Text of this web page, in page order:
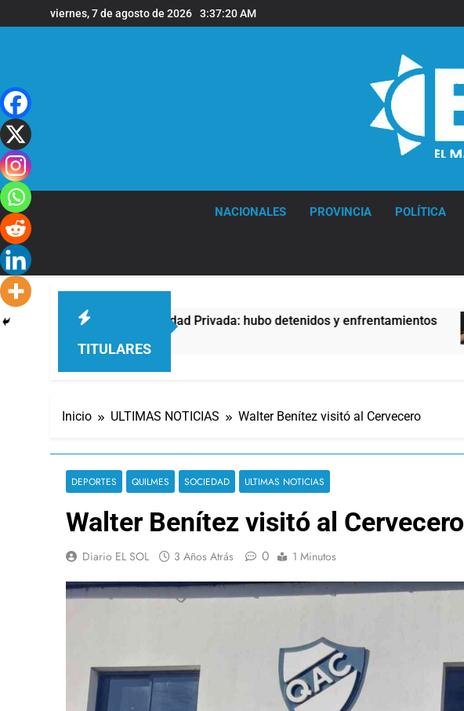
al
viernes, 7 de agosto de 2026 3:37:21 AM
NACIONALES PROVINCIA POLÍTICA
TITULARES
de Propiedad Privada: hubo detenidos y enfrentamientos La
3
Inicio ULTIMAS NOTICIAS Walter Benítez visitó al Cervecero
DEPORTES QUILMES SOCIEDAD ULTIMAS NOTICIAS
Walter Benítez visitó al Cervecero
Diario EL SOL 3 Años Atrás 0 1 Minutos